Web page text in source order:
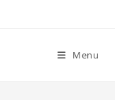
Menu